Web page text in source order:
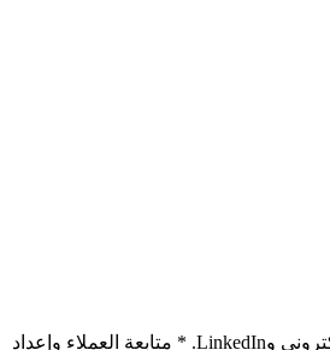
مطلوب موظفة تسويق إلكتروني (عن بُعد) المهام: * إدارة حسابات التواصل الاجتماعي. * إنشاء محتوى احترافي. * البحث عن عملاء جدد والتواصل معهم عبر البريد الإلكتروني وLinkedIn. * متابعة العملاء وإعداد